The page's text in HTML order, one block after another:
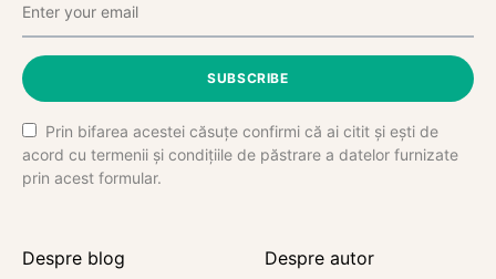
SUBSCRIBE
Prin bifarea acestei căsuțe confirmi că ai citit și ești de
acord cu termenii și condițiile de păstrare a datelor furnizate
prin acest formular.
Despre blog Despre autor